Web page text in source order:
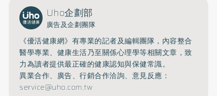
Uho企劃部
廣告及企劃團隊
《優活健康網》有專業的記者及編輯團隊，內容整合
醫學專業、健康生活乃至關係心理學等相關文章，致
力為讀者提供最正確的健康認知與保健常識。
異業合作、廣告、行銷合作洽詢、意見反應：
service@uho.com.tw